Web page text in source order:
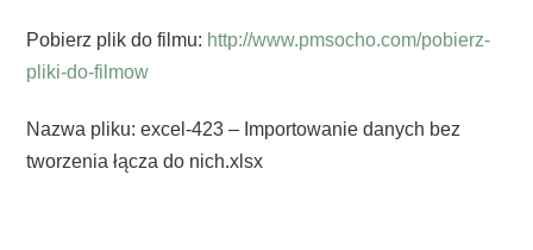
Pobierz plik do filmu: http://www.pmsocho.com/pobierz-
pliki-do-filmow
Nazwa pliku: excel-423 – Importowanie danych bez
tworzenia łącza do nich.xlsx